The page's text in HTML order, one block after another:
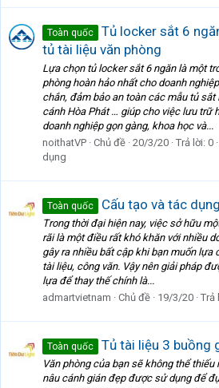
Toàn quốc
Tủ locker sắt 6
tủ tài liệu văn phòng
Lựa chọn tủ locker sắt 6 ngăn là một
phòng hoàn hảo nhất cho doanh
chắn, đảm bảo an toàn các mẫu tủ sắt
cánh Hòa Phát … giúp cho việc lưu trữ
doanh nghiệp gọn gàng, khoa học và...
noithatVP Chủ đề 20/3/20 Trả lời: 0
dụng
Toàn quốc Cấu tạo và tác
Trong thời đại hiện nay, việc sở hữu
rãi là một điều rất khó khăn với nhiều
gây ra nhiều bất cập khi bạn muốn lựa
tài liệu, công văn. Vậy nên giải pháp
lựa để thay thế chính là...
admartvietnam
Chủ đề 19/3/20 Trả
Toàn quốc Tủ tài liệu 3 buồng
Văn phòng của bạn sẽ không thể
nâu cánh gián đẹp được sử dụng để